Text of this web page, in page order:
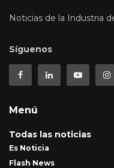
Noticias de la Industria
Síguenos
Menú
Todas las noticias
Es Noticia
Flash News